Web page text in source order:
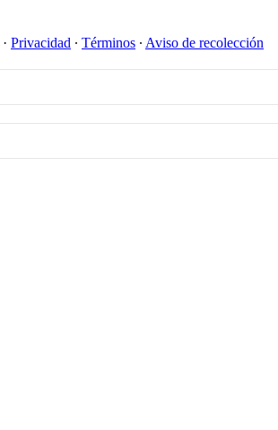
· Privacidad ∙ Términos ∙ Aviso de recolección